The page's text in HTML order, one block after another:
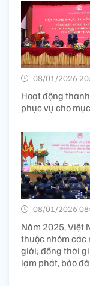
08/01/2026
Hoạt động
phục vụ cho
08/01/2026
Năm 2025, Việt
thuộc nhóm các
giới; đồng thời
lạm phát, bảo